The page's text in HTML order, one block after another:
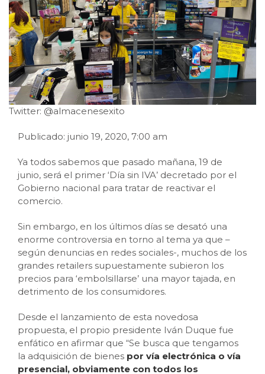
Twitter: @almacenesexito
Publicado: junio 19, 2020, 7:00 am
Ya todos sabemos que pasado mañana, 19 de
junio, será el primer ‘Día sin IVA’ decretado por el
Gobierno nacional para tratar de reactivar el
comercio.
Sin embargo, en los últimos días se desató una
enorme controversia en torno al tema ya que –
según denuncias en redes sociales-, muchos de los
grandes retailers supuestamente subieron los
precios para ‘embolsillarse’ una mayor tajada, en
detrimento de los consumidores.
Desde el lanzamiento de esta novedosa
propuesta, el propio presidente Iván Duque fue
enfático en afirmar que “Se busca que tengamos
la adquisición de bienes por vía electrónica o vía
presencial, obviamente con todos los